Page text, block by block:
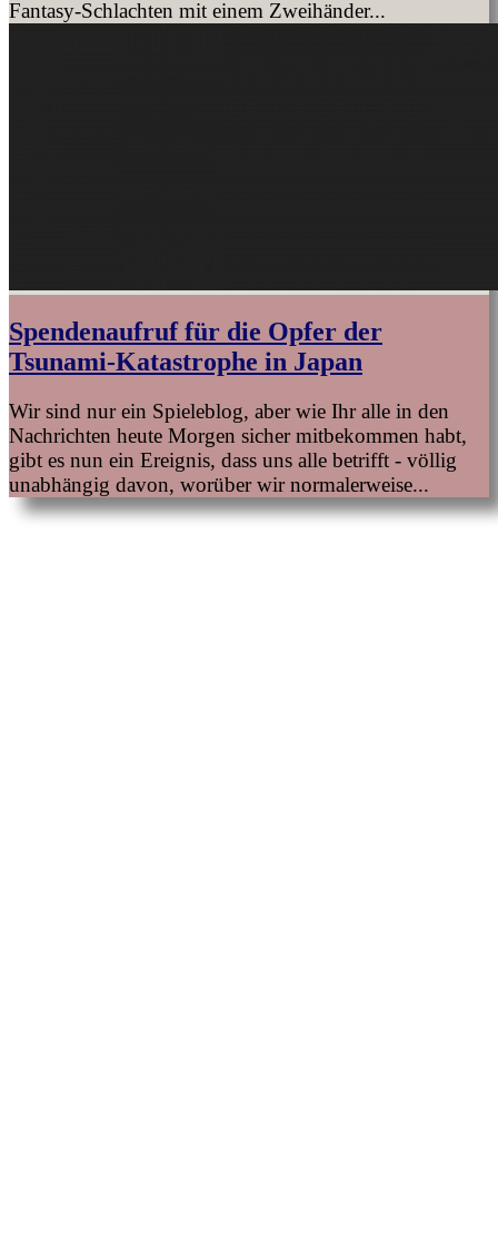
Fantasy-Schlachten mit einem Zweihänder...
Spendenaufruf für die Opfer der
Tsunami-Katastrophe in Japan
Wir sind nur ein Spieleblog, aber wie Ihr alle in den
Nachrichten heute Morgen sicher mitbekommen habt,
gibt es nun ein Ereignis, dass uns alle betrifft - völlig
unabhängig davon, worüber wir normalerweise...